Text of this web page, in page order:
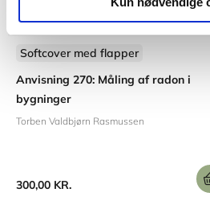
Softcover med flapper
Anvisning 270: Måling af radon i
bygninger
Torben Valdbjørn Rasmussen
300,00 KR.